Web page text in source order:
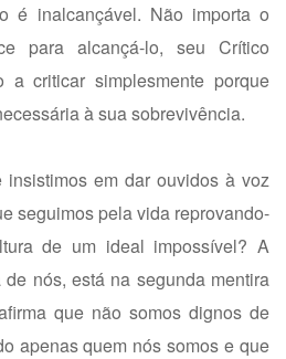
é inalcançável. Não importa o
para alcançá-lo, seu Crítico
a criticar simplesmente porque
à sua sobrevivência.
insistimos em dar ouvidos à voz
seguimos pela vida reprovando-
de um ideal impossível? A
nós, está na segunda mentira
que não somos dignos de
apenas quem nós somos e que